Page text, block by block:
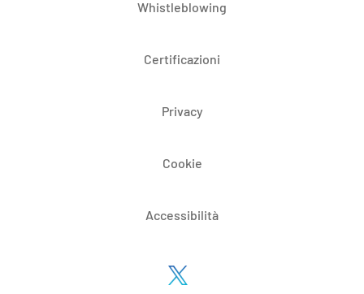
Whistleblowing
Certificazioni
Privacy
Cookie
Accessibilità